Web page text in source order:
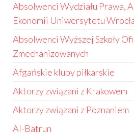
Absolwenci Wydziału Prawa,
Ekonomii Uniwersytetu
Absolwenci Wyższej Szkoły
Zmechanizowanych
Afgańskie kluby piłkarskie
Aktorzy związani z Krakowem
Aktorzy związani z Poznaniem
Al-Batrun